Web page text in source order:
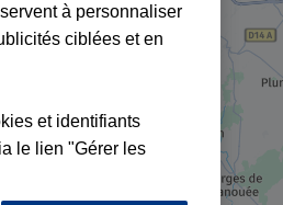
à personnaliser
ciblées et en
et identifiants
le lien "Gérer les